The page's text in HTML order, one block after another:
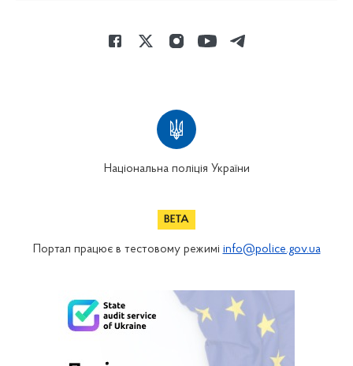
Національна поліція України
Портал працює в тестовому режимі info@police.gov.ua